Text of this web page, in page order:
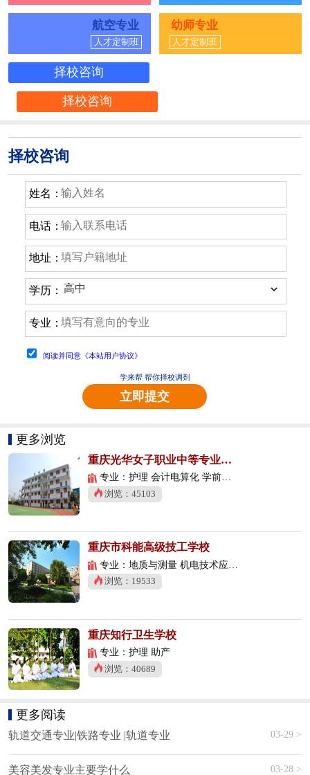
航空专业
人才定制班
幼师专业
人才定制班
择校咨询
择校咨询
择校咨询
姓名：
电话：
地址：
学历：
专业：
阅读并同意《本站用户协议》
学来帮 帮你择校调剂
立即提交
更多浏览
重庆光华女子职业中等专业学校
专业：护理 会计电算化 学前教育
浏览：45103
重庆市科能高级技工学校
专业：地质与测量 机电技术应用 数控技术应用
浏览：19533
重庆知行卫生学校
专业：护理 助产
浏览：40689
更多阅读
轨道交通专业|铁路专业 |轨道专业 03-29 >
美容美发专业主要学什么 03-28 >